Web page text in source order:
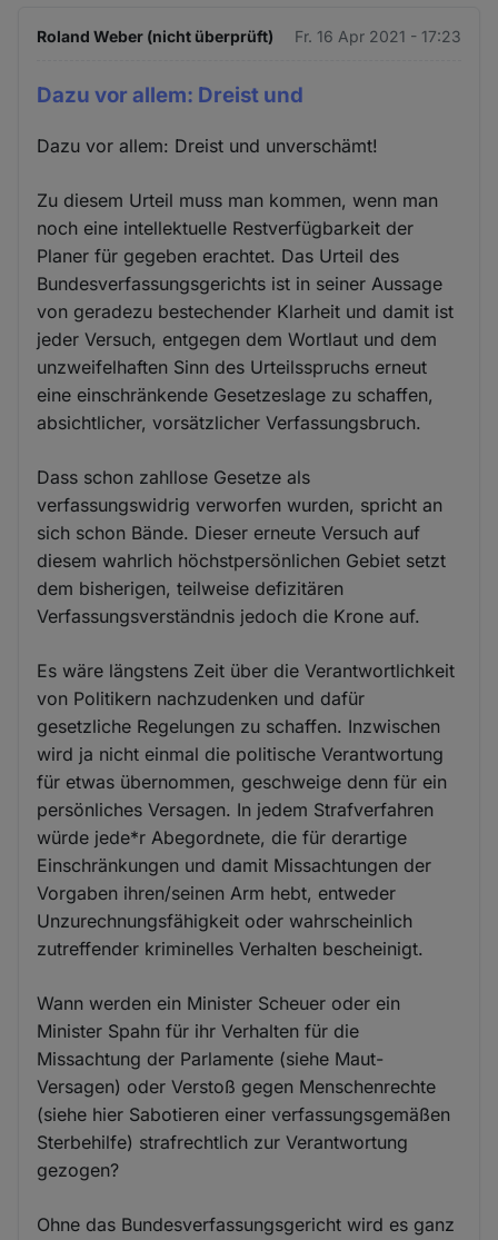
Roland Weber (nicht überprüft) Fr. 16 Apr 2021 - 17:23
Dazu vor allem: Dreist und
Dazu vor allem: Dreist und unverschämt!
Zu diesem Urteil muss man kommen, wenn man
noch eine intellektuelle Restverfügbarkeit der
Planer für gegeben erachtet. Das Urteil des
Bundesverfassungsgerichts ist in seiner Aussage
von geradezu bestechender Klarheit und damit ist
jeder Versuch, entgegen dem Wortlaut und dem
unzweifelhaften Sinn des Urteilsspruchs erneut
eine einschränkende Gesetzeslage zu schaffen,
absichtlicher, vorsätzlicher Verfassungsbruch.
Dass schon zahllose Gesetze als
verfassungswidrig verworfen wurden, spricht an
sich schon Bände. Dieser erneute Versuch auf
diesem wahrlich höchstpersönlichen Gebiet setzt
dem bisherigen, teilweise defizitären
Verfassungsverständnis jedoch die Krone auf.
Es wäre längstens Zeit über die Verantwortlichkeit
von Politikern nachzudenken und dafür
gesetzliche Regelungen zu schaffen. Inzwischen
wird ja nicht einmal die politische Verantwortung
für etwas übernommen, geschweige denn für ein
persönliches Versagen. In jedem Strafverfahren
würde jede*r Abegordnete, die für derartige
Einschränkungen und damit Missachtungen der
Vorgaben ihren/seinen Arm hebt, entweder
Unzurechnungsfähigkeit oder wahrscheinlich
zutreffender kriminelles Verhalten bescheinigt.
Wann werden ein Minister Scheuer oder ein
Minister Spahn für ihr Verhalten für die
Missachtung der Parlamente (siehe Maut-
Versagen) oder Verstoß gegen Menschenrechte
(siehe hier Sabotieren einer verfassungsgemäßen
Sterbehilfe) strafrechtlich zur Verantwortung
gezogen?
Ohne das Bundesverfassungsgericht wird es ganz